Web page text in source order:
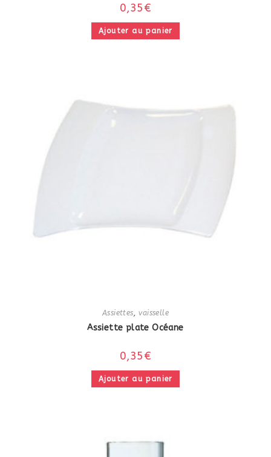
0,35€
Ajouter au panier
Assiettes,vaisselle
Assiette plate Océane
0,35€
Ajouter au panier